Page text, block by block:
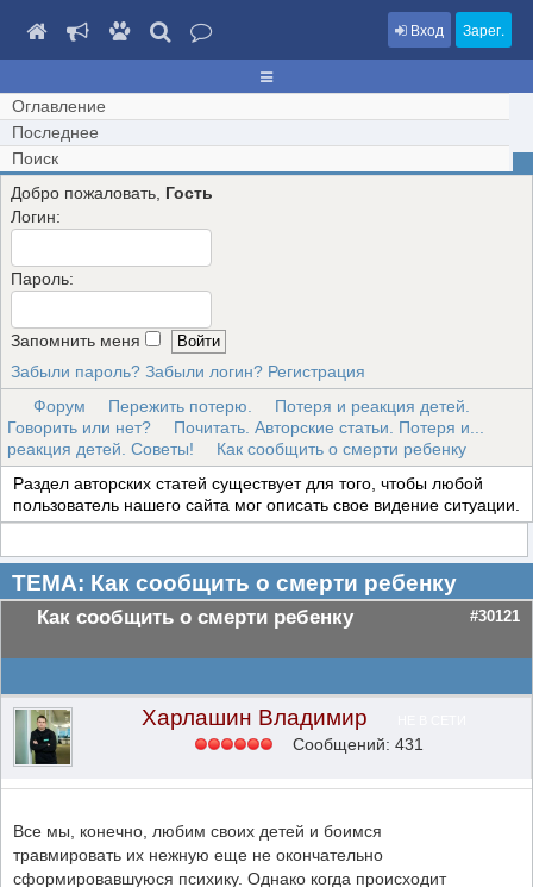
Вход Зарег.
Оглавление
Последнее
Поиск
Добро пожаловать, Гость
Логин:
Пароль:
Запомнить меня
Забыли пароль? Забыли логин? Регистрация
Форум
Пережить потерю.
Потеря и реакция детей.
Говорить или нет?
Почитать. Авторские статьи. Потеря и...
реакция детей. Советы!
Как сообщить о смерти ребенку
Раздел авторских статей существует для того, чтобы любой
пользователь нашего сайта мог описать свое видение ситуации.
ТЕМА: Как сообщить о смерти ребенку
Как сообщить о смерти ребенку #30121
Харлашин Владимир
Сообщений: 431
Все мы, конечно, любим своих детей и боимся
травмировать их нежную еще не окончательно
сформировавшуюся психику. Однако когда происходит